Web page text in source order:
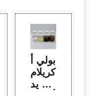
بولي أ
كريلام
يد c1